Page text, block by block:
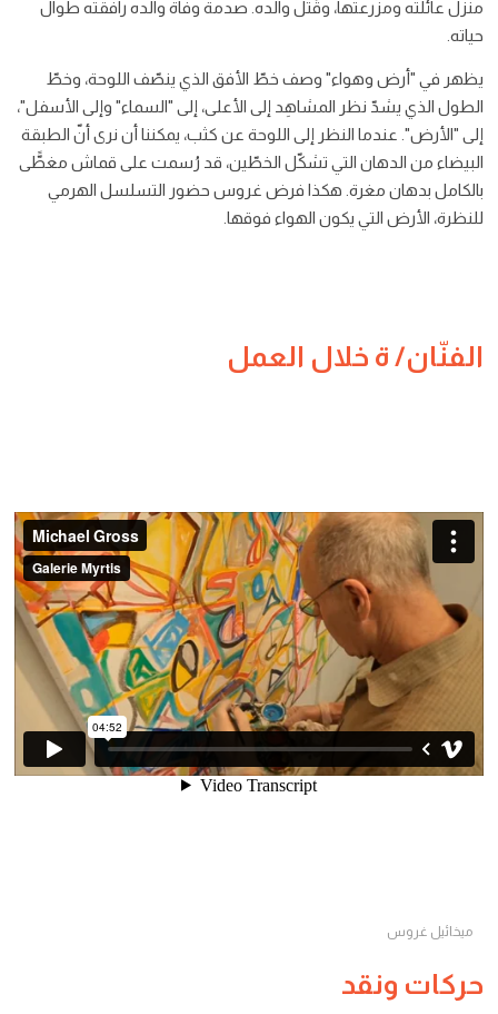
منزل عائلته ومزرعتها، وقُتل والده. صدمة وفاة والده رافقته طوال
حياته.
يظهر في "أرض وهواء" وصف خطّ الأفق الذي ينصّف اللوحة، وخطّ
الطول الذي يشدّ نظر المشاهِد إلى الأعلى، إلى "السماء" وإلى الأسفل"،
إلى "الأرض". عندما النظر إلى اللوحة عن كثب، يمكننا أن نرى أنّ الطبقة
البيضاء من الدهان التي تشكّل الخطّين، قد رُسمت على قماش مغطًّى
بالكامل بدهان مغرة. هكذا فرض غروس حضور التسلسل الهرمي
للنظرة، الأرض التي يكون الهواء فوقها.
الفنّان/ ة خلال العمل
ميخائيل غروس
حركات ونقد